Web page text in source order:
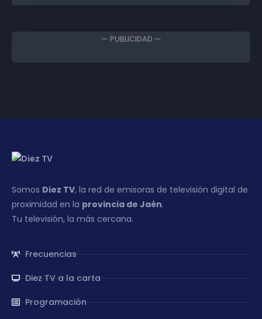
— PUBLICIDAD —
Somos Diez TV, la red de emisoras de televisión digital de
proximidad en la provincia de Jaén.
Tu televisión, la más cercana.
Frecuencias
Diez TV a la carta
Programación